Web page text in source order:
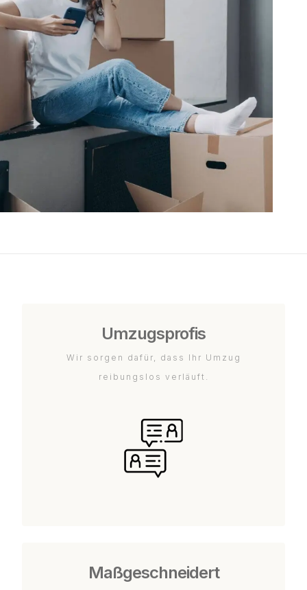
Umzugsprofis
Wir sorgen dafür, dass Ihr Umzug
reibungslos verläuft.
Maßgeschneidert